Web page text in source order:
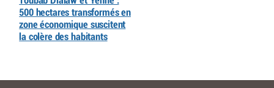
500 hectares transformés en
zone économique suscitent
la colère des habitants